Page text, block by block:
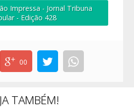
Impressa - Jornal Tribuna
- Edição 428
00
TAMBÉM!